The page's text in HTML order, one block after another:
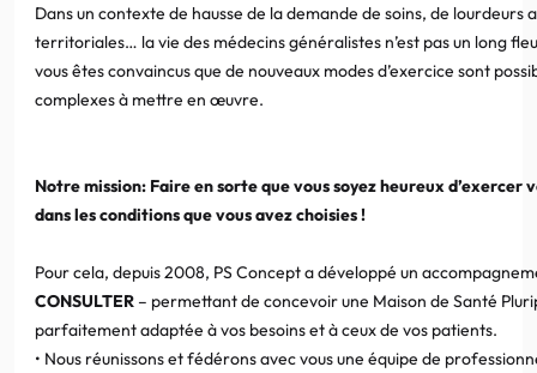
Dans un contexte de hausse de la demande de soins, de lourdeurs
territoriales… la vie des médecins généralistes n’est pas un long
vous êtes convaincus que de nouveaux modes d’exercice sont
complexes à mettre en œuvre.
Notre mission: Faire en sorte que vous soyez heureux
dans les conditions que vous avez choisies !
Pour cela, depuis 2008, PS Concept a développé un
CONSULTER – permettant de concevoir une Maison de Santé
parfaitement adaptée à vos besoins et à ceux de vos patients.
• Nous réunissons et fédérons avec vous une équipe de